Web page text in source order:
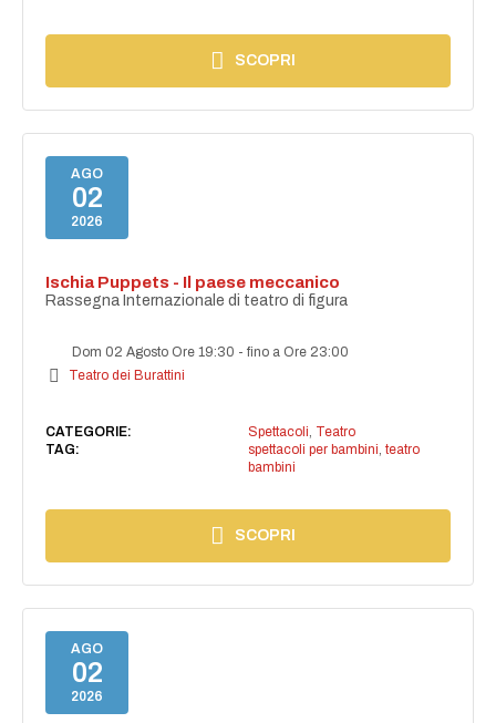
SCOPRI
AGO
02
2026
Ischia Puppets - Il paese meccanico
Rassegna Internazionale di teatro di figura
Dom 02 Agosto Ore 19:30 -fino a Ore 23:00
Teatro dei Burattini
CATEGORIE: Spettacoli, Teatro
TAG:
spettacoli per bambini, teatro
bambini
SCOPRI
AGO
02
2026